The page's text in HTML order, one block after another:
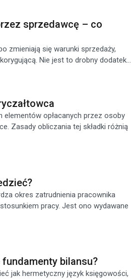
sprzedawcę – co
zmieniają się warunki sprzedaży,
Nie jest to drobny dodatek...
elementów opłacanych przez osoby
Zasady obliczania tej składki różnią
okres zatrudnienia pracownika
pracy. Jest ono wydawane
bilansu?
jak hermetyczny język księgowości,